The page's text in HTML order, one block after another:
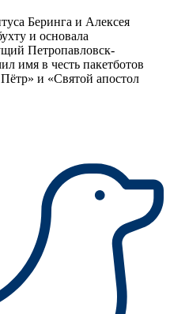
Беринга и Алексея
и основала
Петропавловск-
имя в честь пакетботов
и «Святой апостол